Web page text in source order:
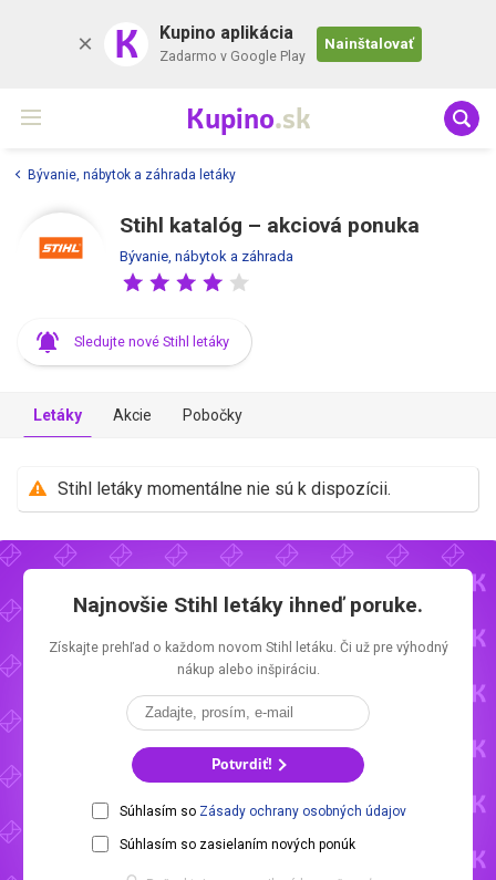
K Kupino aplikácia
Zadarmo v Google Play
Nainštalovať
Kupino.sk
Bývanie, nábytok a záhrada letáky
Stihl katalóg – akciová ponuka
Bývanie, nábytok a záhrada
Sledujte nové Stihl letáky
Letáky Akcie Pobočky
Stihl letáky momentálne nie sú k dispozícii.
Najnovšie Stihl letáky ihneď poruke.
Získajte prehľad o každom novom Stihl letáku. Či už pre výhodný
nákup alebo inšpiráciu.
Potvrdiť!
Súhlasím so Zásady ochrany osobných údajov
Súhlasím so zasielaním nových ponúk